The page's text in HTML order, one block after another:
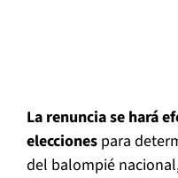
La renuncia se hará
elecciones para
del balompié